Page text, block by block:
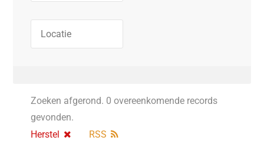
Zoeken afgerond. 0 overeenkomende records
gevonden.
Herstel
RSS